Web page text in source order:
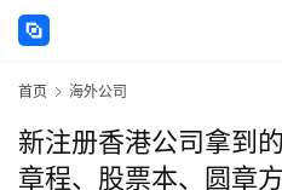
首页 海外公司
新注册香港公司拿到
章程、股票本、圆章